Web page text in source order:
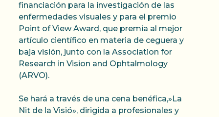
financiación para la investigación de las
enfermedades visuales y para el premio
Point of View Award, que premia al mejor
artículo científico en materia de ceguera y
baja visión, junto con la Association for
Research in Vision and Ophtalmology
(ARVO).
Se hará a través de una cena benéfica,»La
Nit de la Visió», dirigida a profesionales y